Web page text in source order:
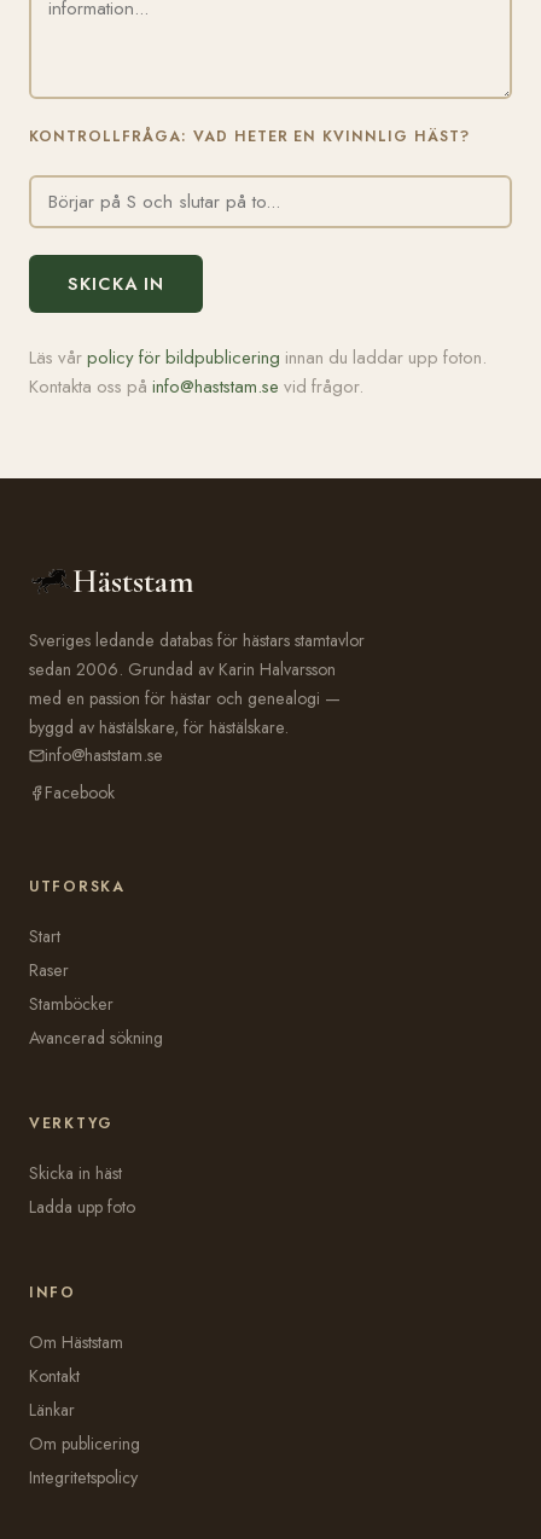
KONTROLLFRÅGA: VAD HETER EN KVINNLIG HÄST?
SKICKA IN
Läs vårpolicy för bildpublicering innan du laddar upp foton.
Kontakta oss på info@haststam.se vid frågor.
Häststam
Sveriges ledande databas för hästars stamtavlor
sedan 2006. Grundad av Karin Halvarsson
med en passion för hästar och genealogi —
byggd av hästälskare, för hästälskare.
info@haststam.se
Facebook
UTFORSKA
Start
Raser
Stamböcker
Avancerad sökning
VERKTYG
Skicka in häst
Ladda upp foto
INFO
Om Häststam
Kontakt
Länkar
Om publicering
Integritetspolicy